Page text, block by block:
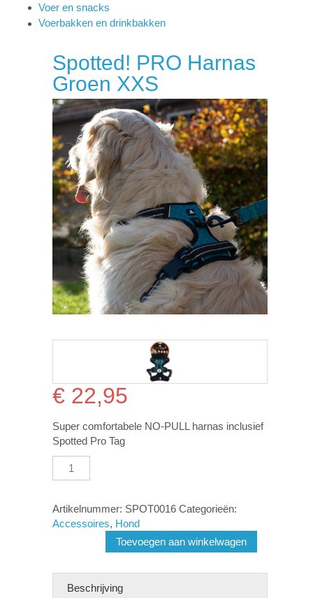
Voer en snacks
Voerbakken en drinkbakken
Spotted! PRO Harnas
Groen XXS
€ 22,95
Super comfortabele NO-PULL harnas inclusief
Spotted Pro Tag
Spotted!
PRO
Groen
XXS
Artikelnummer: SPOT0016 Categorieën:
Accessoires, Hond
Toevoegen aan winkelwagen
Beschrijving